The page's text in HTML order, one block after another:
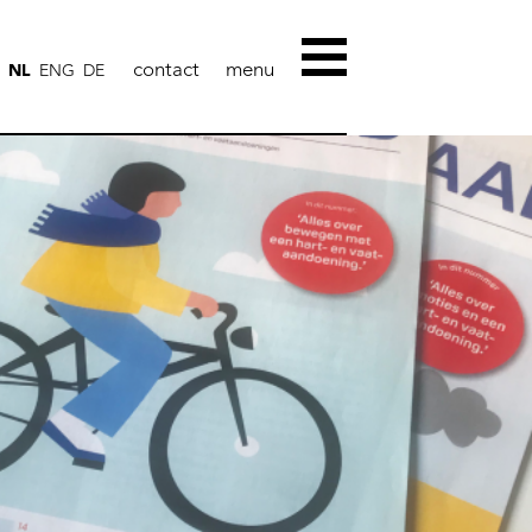
NL ENG DE contact
strategy
Branding
How we work
Cases
Contact